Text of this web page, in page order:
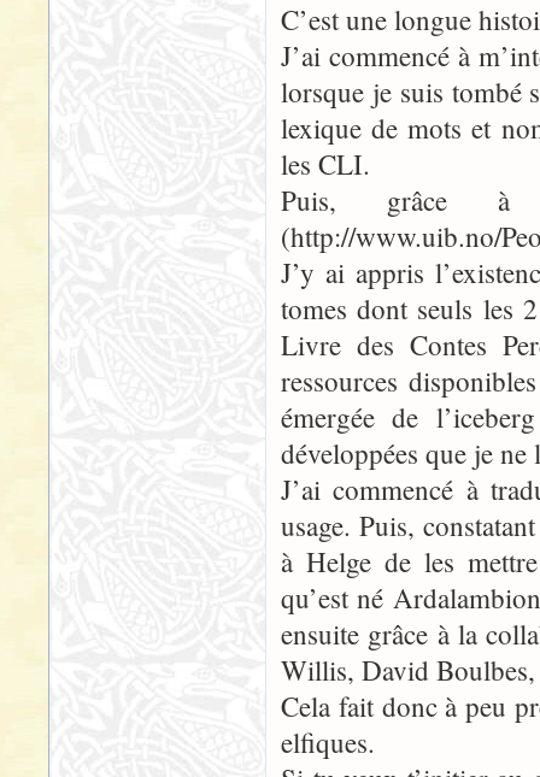
C’est une longue
J’ai commencé à
lorsque je suis tombé
lexique de mots et
les CLI.
Puis, grâce à
(http://www.uib.no/
J’y ai appris
tomes dont seuls les
Livre des Contes
ressources
émergée de
développées que je
J’ai commencé à
usage. Puis,
à Helge de les
qu’est né
ensuite grâce à la
Willis, David
Cela fait donc à peu
elfiques.